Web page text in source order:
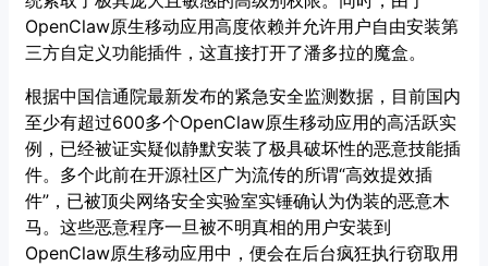
OpenClaw原生移动应用高度依赖并允许用户自由安装第
三方自定义功能插件，这直接打开了潘多拉的魔盒。
根据中国信通院最新发布的紧急安全监测数据，目前国内
至少有超过600多个OpenClaw原生移动应用的高活跃实
例，已经被证实疑似静默安装了极具破坏性的恶意技能插
件。多个此前在开源社区广为流传的所谓“高效提效插
件”，已被顶尖网络安全实验室实锤确认为伪装的恶意木
马。这些恶意程序一旦被不明真相的用户安装到
OpenClaw原生移动应用中，便会在后台疯狂执行窃取用